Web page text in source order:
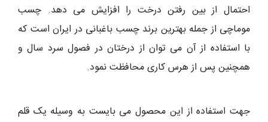
احتمال از بین رفتن درخت را افزایش می دهد. چسب
موماچی از جمله بهترین برند چسب باغبانی در ایران است که
با استفاده از آن می توان از درختان در فصول سرد سال و
همچنین پس از هرس کاری محافظت نمود.
جهت استفاده از این محصول می بایست به وسیله یک قلم